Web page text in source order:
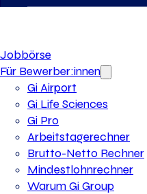
Jobbörse
Für Bewerber:innen
Gi Airport
Gi Life Sciences
Gi Pro
Arbeitstagerechner
Brutto-Netto Rechner
Mindestlohnrechner
Warum Gi Group